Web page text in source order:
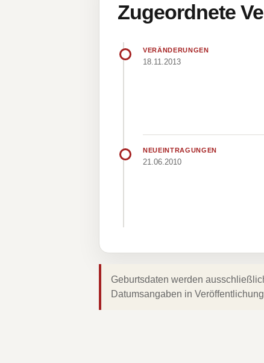
Zugeordnete
VERÄNDERUNGEN
18.11.2013
NEUEINTRAGUNGEN
21.06.2010
Geburtsdaten werden
Datumsangaben in